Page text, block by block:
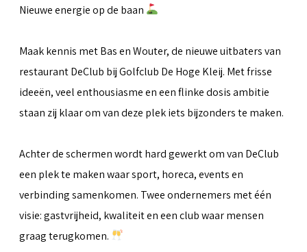
Nieuwe energie op de baan
Maak kennis met Bas en Wouter, de nieuwe uitbaters van
restaurant DeClub bij Golfclub De Hoge Kleij. Met frisse
ideeën, veel enthousiasme en een flinke dosis ambitie
staan zij klaar om van deze plek iets bijzonders te maken.
Achter de schermen wordt hard gewerkt om van DeClub
een plek te maken waar sport, horeca, events en
verbinding samenkomen. Twee ondernemers met één
visie: gastvrijheid, kwaliteit en een club waar mensen
graag terugkomen.